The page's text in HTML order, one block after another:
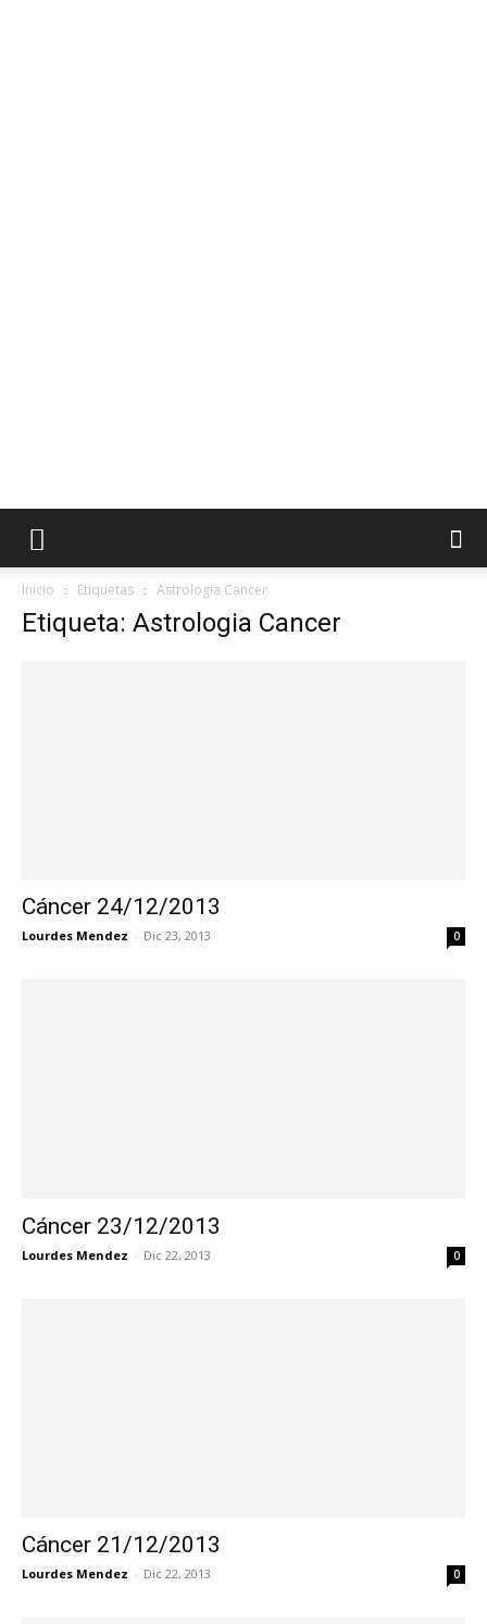
Inicio Etiquetas Astrologia Cancer
Etiqueta: Astrologia Cancer
Cáncer 24/12/2013
Lourdes Mendez - Dic 23, 2013 0
Cáncer 23/12/2013
Lourdes Mendez - Dic 22, 2013 0
Cáncer 21/12/2013
Lourdes Mendez - Dic 22, 2013 0